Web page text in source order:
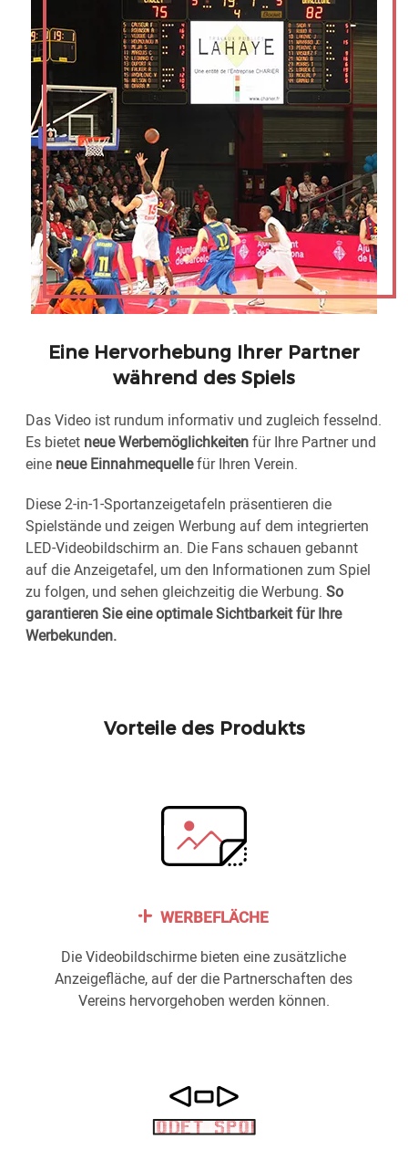
Eine Hervorhebung Ihrer Partner
während des Spiels
Das Video ist rundum informativ und zugleich fesselnd.
Es bietet neue Werbemöglichkeitenfür Ihre Partner und
eine neue Einnahmequellefür Ihren Verein.
Diese 2-in-1-Sportanzeigetafeln präsentieren die
Spielstände und zeigen Werbung auf dem integrierten
LED-Videobildschirm an. Die Fans schauen gebannt
auf die Anzeigetafel, um den Informationen zum Spiel
zu folgen, und sehen gleichzeitig die Werbung. So
garantieren Sie eine optimale Sichtbarkeit für Ihre
Werbekunden.
Vorteile des Produkts
WERBEFLÄCHE
Die Videobildschirme bieten eine zusätzliche
Anzeigefläche, auf der die Partnerschaften des
Vereins hervorgehoben werden können.